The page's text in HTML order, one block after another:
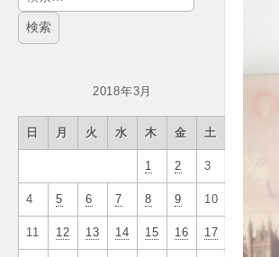
索:
2018年3月
日 月 火 水 木 金 土
1 2 3
4 5 6 7 8 9 10
11 12 13 14 15 16 17